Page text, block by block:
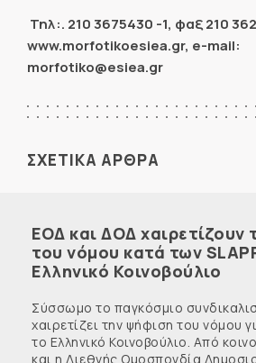
Τηλ:. 210 3675430 -1, φαξ 210
www.morfotikoesiea.gr, e-mail:
morfotiko@esiea.gr
ΣΧΕΤΙΚΑ ΑΡΘΡΑ
ΕΟΔ και ΔΟΔ χαιρετίζουν
του νόμου κατά των
Ελληνικό Κοινοβούλιο
Σύσσωμο το παγκόσμιο
χαιρετίζει την ψήφιση του νόμου
το Ελληνικό Κοινοβούλιο. Από
και η Διεθνής Ομοσπονδία